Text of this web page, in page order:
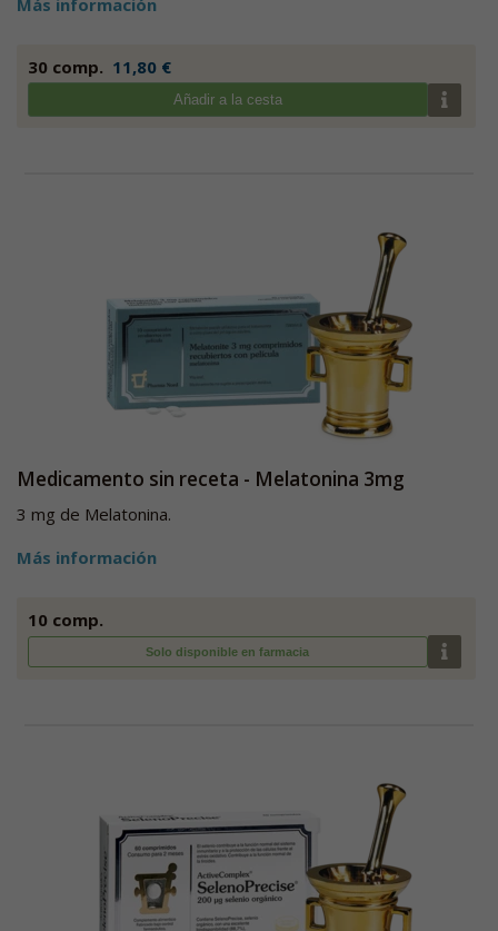
Más información
30 comp. 11,80 €
Añadir a la cesta
Medicamento sin receta - Melatonina 3mg
3 mg de Melatonina.
Más información
10 comp.
Solo disponible en farmacia